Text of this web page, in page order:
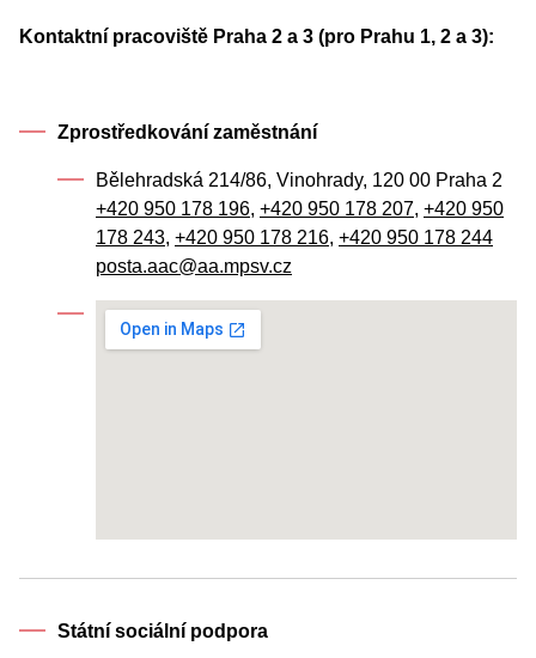
Kontaktní pracoviště Praha 2 a 3 (pro Prahu 1, 2 a 3):
Zprostředkování zaměstnání
Bělehradská 214/86, Vinohrady, 120 00 Praha 2
+420 950 178 196, +420 950 178 207, +420 950
178 243, +420 950 178 216, +420 950 178 244
posta.aac@aa.mpsv.cz
Státní sociální podpora